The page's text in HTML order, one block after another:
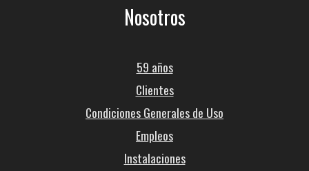
Nosotros
59 años
Clientes
Condiciones Generales de Uso
Empleos
Instalaciones